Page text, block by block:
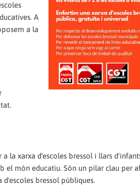
A
a la
la xarxa d'escoles bressol i llars
món educatiu. Són un pilar clau per
bressol públiques.